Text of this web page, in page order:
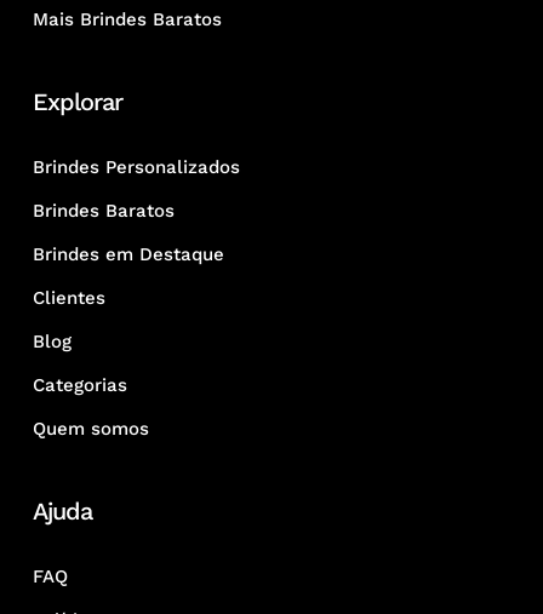
Mais Brindes Baratos
Explorar
Brindes Personalizados
Brindes Baratos
Brindes em Destaque
Clientes
Blog
Categorias
Quem somos
Ajuda
FAQ